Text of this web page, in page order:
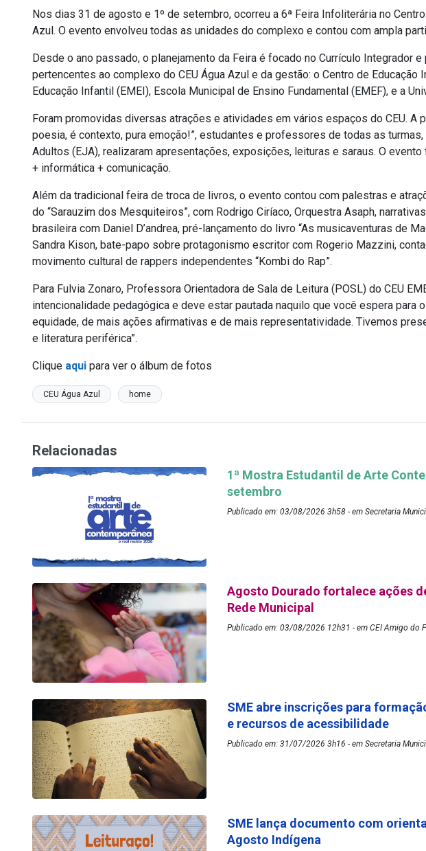
Nos dias 31 de agosto e 1º de setembro, ocorreu a 6ª Feira Infoliterária no
Azul. O evento envolveu todas as unidades do complexo e contou com ampla
Desde o ano passado, o planejamento da Feira é focado no Currículo Integrador
pertencentes ao complexo do CEU Água Azul e da gestão: o Centro de Educação
Educação Infantil (EMEI), Escola Municipal de Ensino Fundamental (EMEF), e a
Foram promovidas diversas atrações e atividades em vários espaços do CEU. A
poesia, é contexto, pura emoção!”, estudantes e professores de todas as
Adultos (EJA), realizaram apresentações, exposições, leituras e saraus. O
+ informática + comunicação.
Além da tradicional feira de troca de livros, o evento contou com palestras e
do “Sarauzim dos Mesquiteiros”, com Rodrigo Ciríaco, Orquestra Asaph,
brasileira com Daniel D’andrea, pré-lançamento do livro “As musicaventuras de
Sandra Kison, bate-papo sobre protagonismo escritor com Rogerio Mazzini,
movimento cultural de rappers independentes “Kombi do Rap”.
Para Fulvia Zonaro, Professora Orientadora de Sala de Leitura (POSL) do CEU
intencionalidade pedagógica e deve estar pautada naquilo que você espera para
equidade, de mais ações afirmativas e de mais representatividade. Tivemos
e literatura periférica”.
Clique aqui para ver o álbum de fotos
CEU Água Azul home
Relacionadas
1ª Mostra Estudantil de Arte
setembro
Publicado em: 03/08/2026 3h58 - em Secretaria
Agosto Dourado fortalece ações
Rede Municipal
Publicado em: 03/08/2026 12h31 - em CEI Amigo do
SME abre inscrições para
e recursos de acessibilidade
Publicado em: 31/07/2026 3h16 - em Secretaria
SME lança documento com
Agosto Indígena